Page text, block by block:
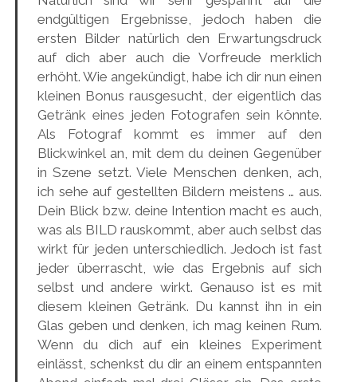
endgültigen Ergebnisse, jedoch haben die
ersten Bilder natürlich den Erwartungsdruck
auf dich aber auch die Vorfreude merklich
erhöht. Wie angekündigt, habe ich dir nun einen
kleinen Bonus rausgesucht, der eigentlich das
Getränk eines jeden Fotografen sein könnte.
Als Fotograf kommt es immer auf den
Blickwinkel an, mit dem du deinen Gegenüber
in Szene setzt. Viele Menschen denken, ach,
ich sehe auf gestellten Bildern meistens … aus.
Dein Blick bzw. deine Intention macht es auch,
was als BILD rauskommt, aber auch selbst das
wirkt für jeden unterschiedlich. Jedoch ist fast
jeder überrascht, wie das Ergebnis auf sich
selbst und andere wirkt. Genauso ist es mit
diesem kleinen Getränk. Du kannst ihn in ein
Glas geben und denken, ich mag keinen Rum.
Wenn du dich auf ein kleines Experiment
einlässt, schenkst du dir an einem entspannten